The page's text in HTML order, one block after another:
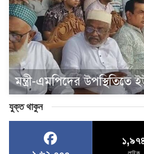
মন্ত্রী-এমপিদের
যুক্ত থাকুন